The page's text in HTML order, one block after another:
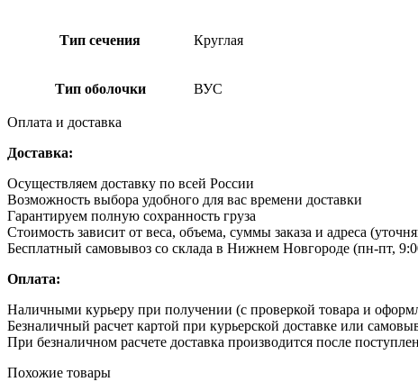
Тип сечения Круглая
Тип оболочки ВУС
Оплата и доставка
Доставка:
Осуществляем доставку по всей России
Возможность выбора удобного для вас времени доставки
Гарантируем полную сохранность груза
Стоимость зависит от веса, объема, суммы заказа и адреса
Бесплатный самовывоз со склада в Нижнем Новгороде (пн-пт,
Оплата:
Наличными курьеру при получении (с проверкой товара и
Безналичный расчет картой при курьерской доставке или
При безналичном расчете доставка производится после
Похожие товары